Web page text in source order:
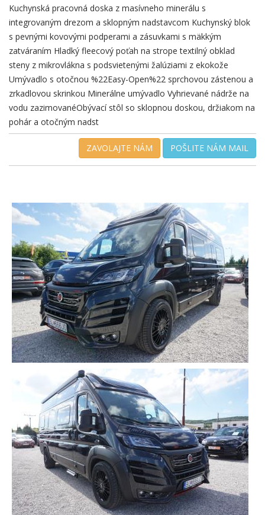
Kuchynská pracovná doska z masívneho minerálu s
integrovaným drezom a sklopným nadstavcom Kuchynský blok
s pevnými kovovými podperami a zásuvkami s mäkkým
zatváraním Hladký fleecový poťah na strope textilný obklad
steny z mikrovlákna s podsvietenými žalúziami z ekokože
Umývadlo s otočnou %22Easy-Open%22 sprchovou zástenou a
zrkadlovou skrinkou Minerálne umývadlo Vyhrievané nádrže na
vodu zazimovanéObývací stôl so sklopnou doskou, držiakom na
pohár a otočným nadst
ZAVOLAJTE NÁM POŠLITE NÁM MAIL